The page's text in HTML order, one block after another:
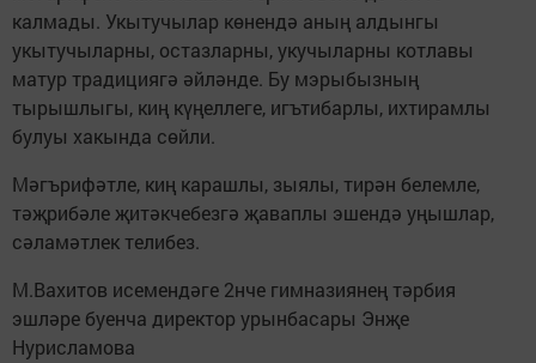
калмады. Укытучылар көнендә аның алдынгы
укытучыларны, остазларны, укучыларны котлавы
матур традициягә әйләнде. Бу мэрыбызның
тырышлыгы, киң күңеллеге, игътибарлы, ихтирамлы
булуы хакында сөйли.
Мәгърифәтле, киң карашлы, зыялы, тирән белемле,
тәҗрибәле җитәкчебезгә җаваплы эшендә уңышлар,
сәламәтлек телибез.
М.Вахитов исемендәге 2нче гимназиянең тәрбия
эшләре буенча директор урынбасары Энҗе
Нурисламова